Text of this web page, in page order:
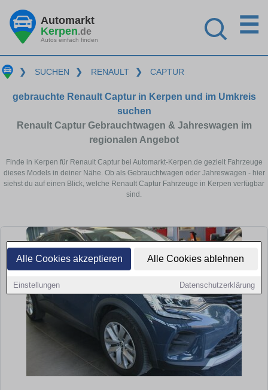
Alle Cookies akzeptieren Alle Cookies ablehnen
Einstellungen Datenschutzerklärung
Automarkt
Kerpen.de
Autos einfach finden
☰
❯ SUCHEN ❯ RENAULT ❯ CAPTUR
gebrauchte Renault Captur in Kerpen und im Umkreis
suchen
Renault Captur Gebrauchtwagen & Jahreswagen im
regionalen Angebot
Finde in Kerpen für Renault Captur bei Automarkt-Kerpen.de gezielt Fahrzeuge
dieses Models in deiner Nähe. Ob als Gebrauchtwagen oder Jahreswagen - hier
siehst du auf einen Blick, welche Renault Captur Fahrzeuge in Kerpen verfügbar
sind.